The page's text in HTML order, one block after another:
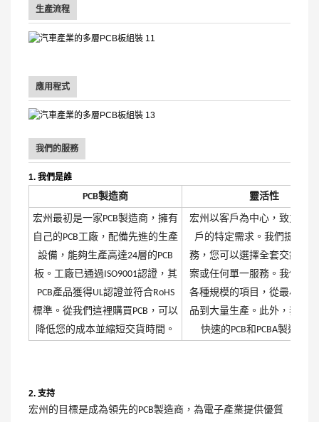
生產流程
應用程式
我們的服務
1. 我們是誰
PCB製造商 靈活性
宏州最初是一家PCB製造商，擁有
自己的PCB工廠，配備先進的生產
設備，能夠生產高達24層的PCB
板。工廠已通過ISO9001認證，其
PCB產品獲得UL認證並符合RoHS
標準。從我們這裡購買PCB，可以
降低您的成本並縮短交貨時間。
宏州以客戶為中心，致力於
戶的特定需求。我們提供多
務，您可以選擇全套交鑰匙
案或任何單一服務。我們能
各種規模的項目，從最小的
品到大量生產。此外，我們
快速的PCB和PCBA製造服
2. 支持
宏州的目標是成為領先的PCB製造商，為電子產業提供優質